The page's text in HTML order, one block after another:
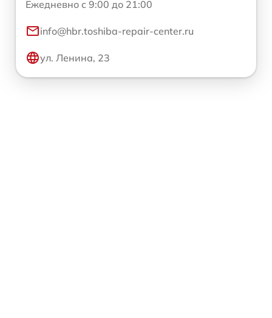
Ежедневно с 9:00 до 21:00
info@hbr.toshiba-repair-center.ru
ул. Ленина, 23